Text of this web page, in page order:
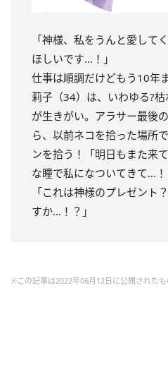
「神様、私をうんと愛して
ほしいです…！」
仕事は順調だけどもう10年
莉子（34）は、いわゆる?
が生きがい。アラサー最後
ら、以前ネコを拾った場所
ンを拾う！「明日もまた来
な瞳で私になついてきて…！
「これは神様のプレゼント
すか…！？」
※この記事は2022年06月12日に公開されたも